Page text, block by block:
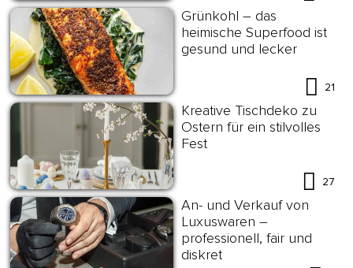
Grünkohl – das
heimische Superfood ist
gesund und lecker
21
Kreative Tischdeko zu
Ostern für ein stilvolles
Fest
27
An- und Verkauf von
Luxuswaren –
professionell, fair und
diskret